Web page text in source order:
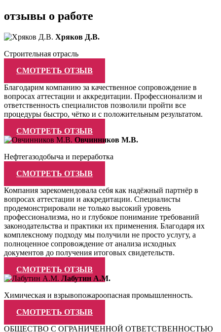
отзывы о работе
Хряков Д.В.
Строительная отрасль
СМОТРЕТЬ ОТЗЫВ
Благодарим компанию за качественное сопровождение в
вопросах аттестации и аккредитации. Профессионализм и
ответственность специалистов позволили пройти все
процедуры быстро, чётко и с положительным результатом.
СМОТРЕТЬ ОТЗЫВ
Овчинников М.В.
Нефтегазодобыча и переработка
СМОТРЕТЬ ОТЗЫВ
Компания зарекомендовала себя как надёжный партнёр в
вопросах аттестации и аккредитации. Специалисты
продемонстрировали не только высокий уровень
профессионализма, но и глубокое понимание требований
законодательства и практики их применения. Благодаря их
комплексному подходу мы получили не просто услугу, а
полноценное сопровождение от анализа исходных
документов до получения итоговых свидетельств.
СМОТРЕТЬ ОТЗЫВ
Лабутин А.М.
Химическая и взрывопожароопасная промышленность.
СМОТРЕТЬ ОТЗЫВ
ОБЩЕСТВО С ОГРАНИЧЕННОЙ ОТВЕТСТВЕННОСТЬЮ